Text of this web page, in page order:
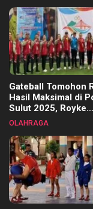
Gateball Tomohon
Hasil Maksimal di
Sulut 2025, Royke
Tangkawarouw
OLAHRAGA